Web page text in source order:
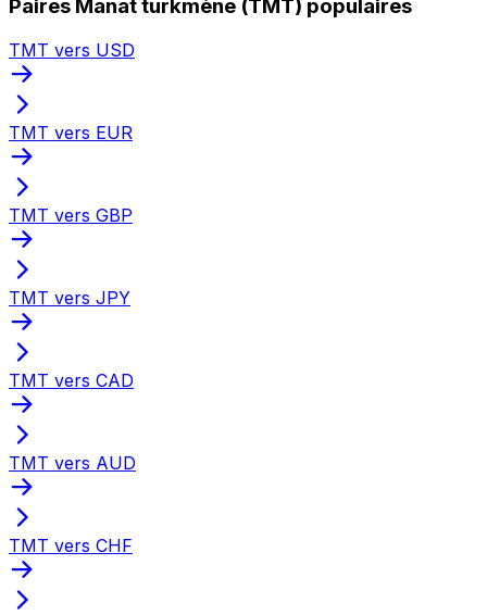
Paires Manat turkmène (TMT) populaires
TMT vers USD
TMT vers EUR
TMT vers GBP
TMT vers JPY
TMT vers CAD
TMT vers AUD
TMT vers CHF